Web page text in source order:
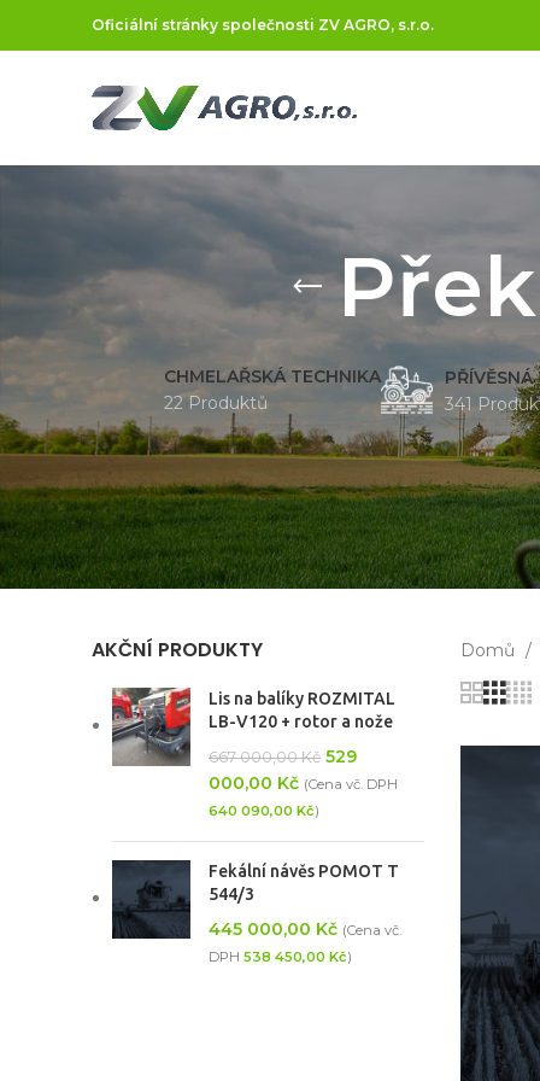
Oficiální stránky společnosti ZV AGRO, s.r.o.
CHMELAŘSKÁ TECHNIKA
22 Produktů
PŘÍVĚSNÁ
341
AKČNÍ PRODUKTY
Lis na balíky ROZMITAL
LB-V120 + rotor a nože
667 000,00Kč 529
000,00 Kč (Cena vč. DPH
640 090,00 Kč)
Fekální návěs POMOT T
544/3
445 000,00 Kč (Cena vč.
DPH 538 450,00 Kč)
Domů